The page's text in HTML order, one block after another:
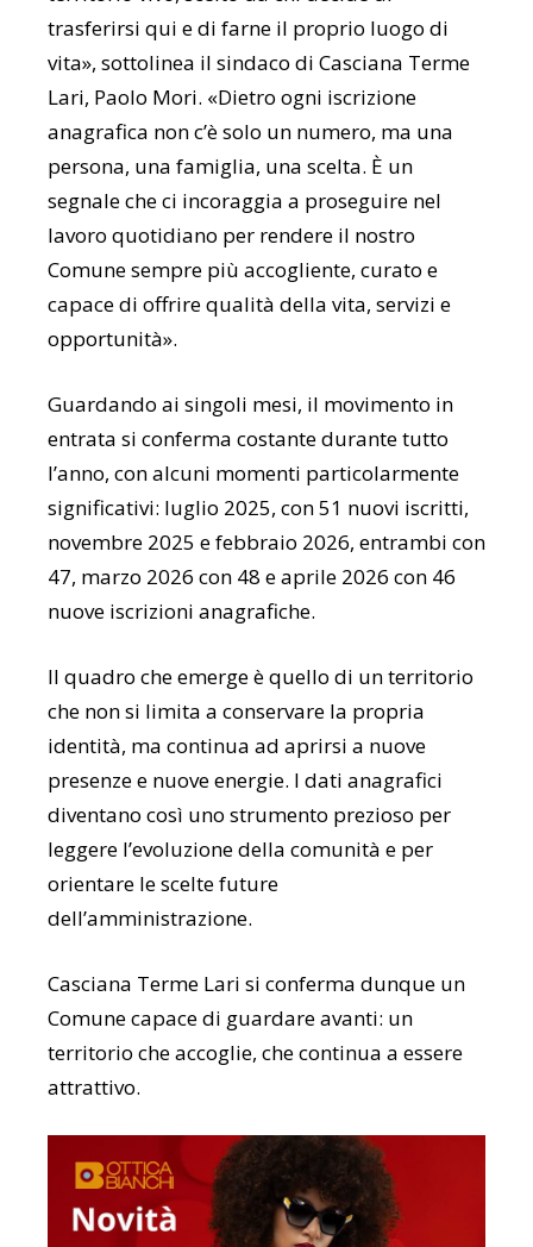
trasferirsi qui e di farne il proprio luogo di
vita», sottolinea il sindaco di Casciana Terme
Lari, Paolo Mori. «Dietro ogni iscrizione
anagrafica non c’è solo un numero, ma una
persona, una famiglia, una scelta. È un
segnale che ci incoraggia a proseguire nel
lavoro quotidiano per rendere il nostro
Comune sempre più accogliente, curato e
capace di offrire qualità della vita, servizi e
opportunità».
Guardando ai singoli mesi, il movimento in
entrata si conferma costante durante tutto
l’anno, con alcuni momenti particolarmente
significativi: luglio 2025, con 51 nuovi iscritti,
novembre 2025 e febbraio 2026, entrambi con
47, marzo 2026 con 48 e aprile 2026 con 46
nuove iscrizioni anagrafiche.
Il quadro che emerge è quello di un territorio
che non si limita a conservare la propria
identità, ma continua ad aprirsi a nuove
presenze e nuove energie. I dati anagrafici
diventano così uno strumento prezioso per
leggere l’evoluzione della comunità e per
orientare le scelte future
dell’amministrazione.
Casciana Terme Lari si conferma dunque un
Comune capace di guardare avanti: un
territorio che accoglie, che continua a essere
attrattivo.